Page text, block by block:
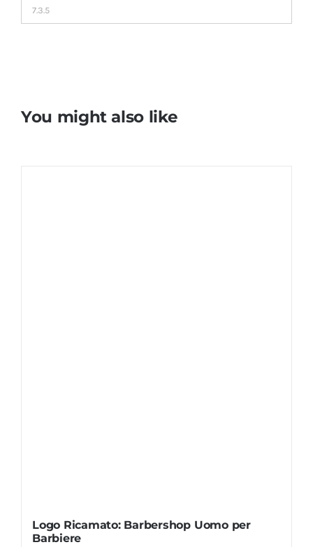
You might also like
Logo Ricamato: Barbershop Uomo per
Barbiere